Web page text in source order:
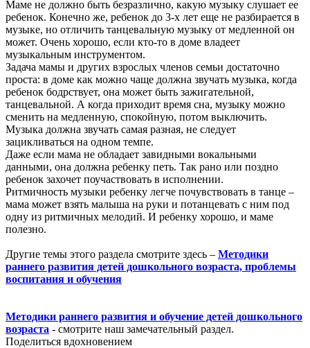
Маме не должно быть безразлично, какую музыку слушает ее
ребенок. Конечно же, ребенок до 3-х лет еще не разбирается в
музыке, но отличить танцевальную музыку от медленной он
может. Очень хорошо, если кто-то в доме владеет
музыкальным инструментом.
Задача мамы и других взрослых членов семьи достаточно
проста: в доме как можно чаще должна звучать музыка, когда
ребенок бодрствует, она может быть зажигательной,
танцевальной. А когда приходит время сна, музыку можно
сменить на медленную, спокойную, потом выключить.
Музыка должна звучать самая разная, не следует
зацикливаться на одном темпе.
Даже если мама не обладает завидными вокальными
данными, она должна ребенку петь. Так рано или поздно
ребенок захочет поучаствовать в исполнении.
Ритмичность музыки ребенку легче почувствовать в танце –
мама может взять малыша на руки и потанцевать с ним под
одну из ритмичных мелодий. И ребенку хорошо, и маме
полезно.
Другие темы этого раздела смотрите здесь – Методики
раннего развития детей дошкольного возраста, проблемы
воспитания и обучения
Методики раннего развития и обучение детей дошкольного
возраста - смотрите наш замечательный раздел.
Поделиться вдохновением